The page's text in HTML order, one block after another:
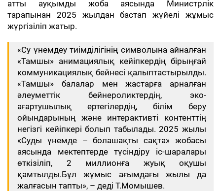
атты ауқымды жоба аясында Министрлік
тарапынан 2025 жылдан бастап жүйелі жұмыс
жүргізіліп жатыр.
«Су үнемдеу тиімділігінің символына айналған
«Тамшы» анимациялық кейіпкердің бірыңғай
коммуникациялық бейнесі қалыптастырылды.
«Тамшы» балалар мен жастарға арналған
әлеуметтік бейнероликтердің, эко-
ағартушылық ертегілердің, білім беру
ойындарының және интерактивті контенттің
негізгі кейіпкері болып табылады. 2025 жылы
«Суды үнемде – болашақты сақта» жобасы
аясында мектептерде түсіндіру іс-шаралары
өткізіліп, 2 миллионға жуық оқушы
қамтылды.Бұл жұмыс ағымдағы жылы да
жалғасын тапты», – деді Т.Момышев.